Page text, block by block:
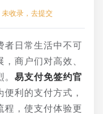
未收录，去提交
者日常生活中不可
商户们对高效、
易支付免签约官
利的支付方式，
程，使支付体验更